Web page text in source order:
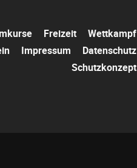
Freizeit
Wettkampf
Impressum
Datenschutz
Schutzkonzept